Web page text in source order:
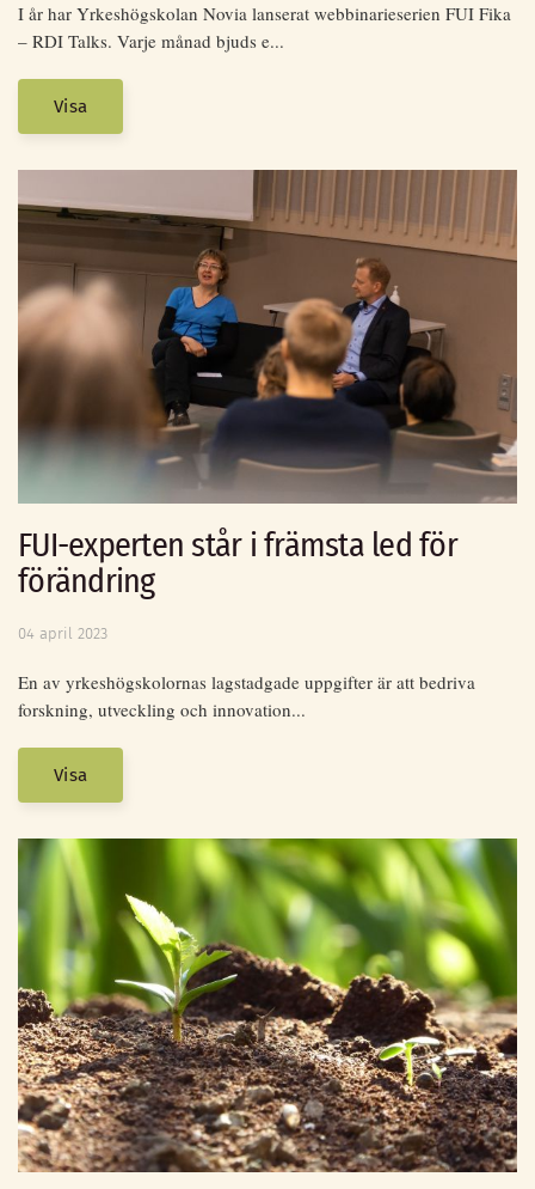
I år har Yrkeshögskolan Novia lanserat webbinarieserien FUI Fika
– RDI Talks. Varje månad bjuds e...
Visa
FUI-experten står i främsta led för
förändring
04 april 2023
En av yrkeshögskolornas lagstadgade uppgifter är att bedriva
forskning, utveckling och innovation...
Visa